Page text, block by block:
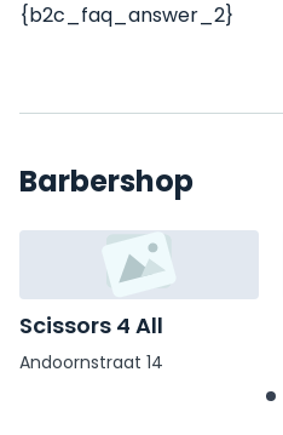
{b2c_faq_answer_2}
Barbershop
Scissors 4 All
Andoornstraat 14